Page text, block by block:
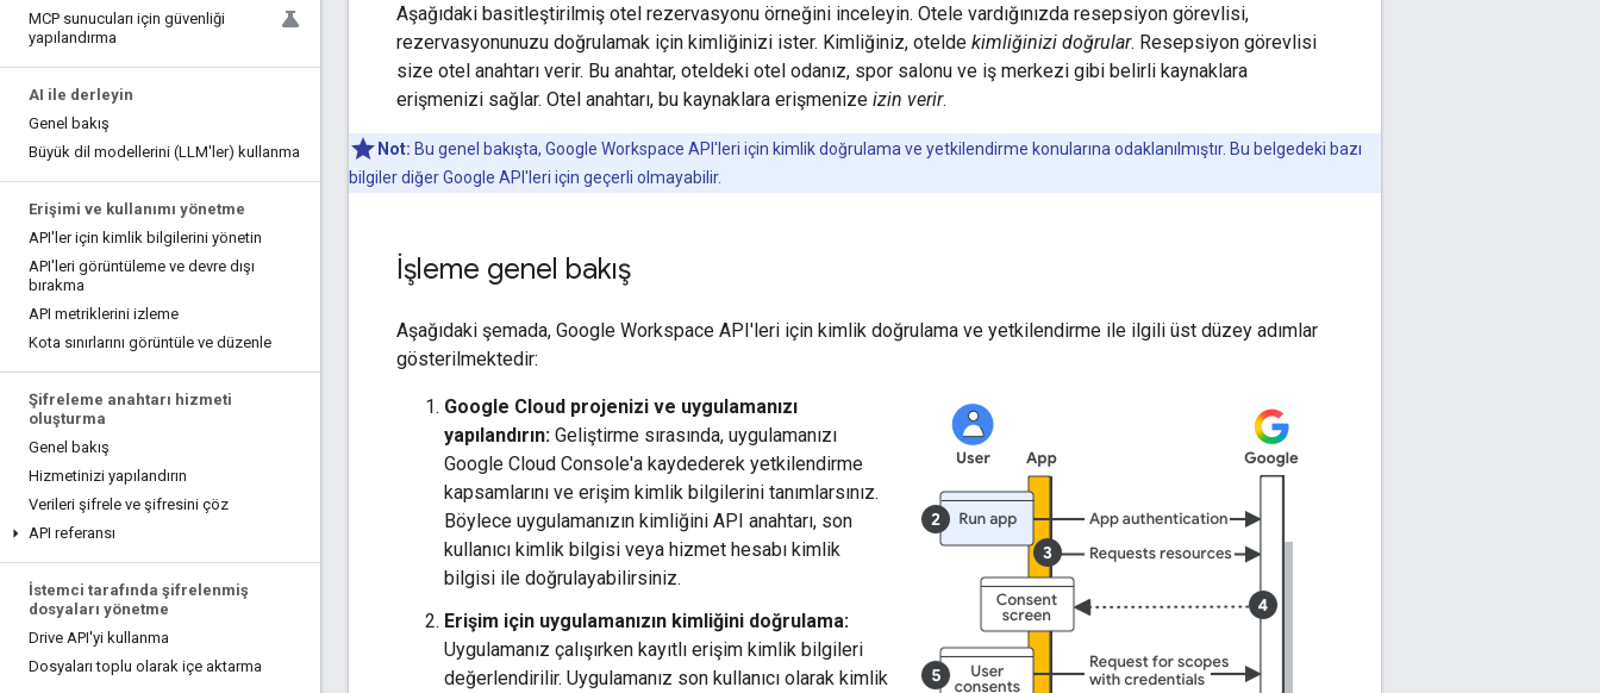
MCP sunucuları için güvenliği
yapılandırma
AI ile derleyin
Genel bakış
Büyük dil modellerini (LLM'ler) kullanma
Erişimi ve kullanımı yönetme
API'ler için kimlik bilgilerini yönetin
API'leri görüntüleme ve devre dışı
bırakma
API metriklerini izleme
Kota sınırlarını görüntüle ve düzenle
Şifreleme anahtarı hizmeti
oluşturma
Genel bakış
Hizmetinizi yapılandırın
Verileri şifrele ve şifresini çöz
API referansı
İstemci tarafında şifrelenmiş
dosyaları yönetme
Drive API'yi kullanma
Dosyaları toplu olarak içe aktarma
Aşağıdaki basitleştirilmiş otel rezervasyonu örneğini inceleyin. Otele vardığınızda resepsiyon görevlisi,
rezervasyonunuzu doğrulamak için kimliğinizi ister. Kimliğiniz, otelde kimliğinizi doğrular. Resepsiyon görevlisi
size otel anahtarı verir. Bu anahtar, oteldeki otel odanız, spor salonu ve iş merkezi gibi belirli kaynaklara
erişmenizi sağlar. Otel anahtarı, bu kaynaklara erişmenize izin verir.
Not: Bu genel bakışta, Google Workspace API'leri için kimlik doğrulama ve yetkilendirme konularına odaklanılmıştır. Bu belgedeki bazı
bilgiler diğer Google API'leri için geçerli olmayabilir.
İşleme genel bakış
Aşağıdaki şemada, Google Workspace API'leri için kimlik doğrulama ve yetkilendirme ile ilgili üst düzey adımlar
gösterilmektedir:
Google Cloud projenizi ve uygulamanızı
yapılandırın: Geliştirme sırasında, uygulamanızı
Google Cloud Console'a kaydederek yetkilendirme
kapsamlarını ve erişim kimlik bilgilerini tanımlarsınız.
Böylece uygulamanızın kimliğini API anahtarı, son
kullanıcı kimlik bilgisi veya hizmet hesabı kimlik
bilgisi ile doğrulayabilirsiniz.
Erişim için uygulamanızın kimliğini doğrulama:
Uygulamanız çalışırken kayıtlı erişim kimlik bilgileri
değerlendirilir. Uygulamanız son kullanıcı olarak kimlik